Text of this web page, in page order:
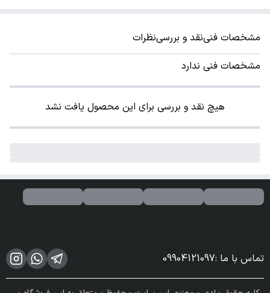
مشخصات فنینقد و بررسینظرات
مشخصات فنی ندارد
هیچ نقد و بررسی برای این محصول یافت نشد
تماس با ما :
09904121097